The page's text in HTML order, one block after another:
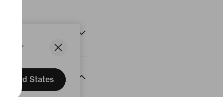
United States